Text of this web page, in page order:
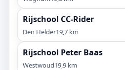
Rijschool CC-Rider
Den Helder19,7 km
Rijschool Peter Baas
Westwoud19,9 km